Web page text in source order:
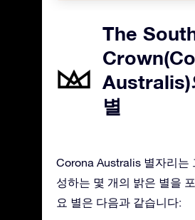
The
Australis)
별
Corona Australis 별자리는
성하는 몇 개의 밝은 별을
요 별은 다음과 같습니다: